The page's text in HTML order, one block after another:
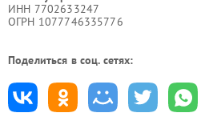
ИНН 7702633247
ОГРН 1077746335776
Поделиться в соц. сетях: